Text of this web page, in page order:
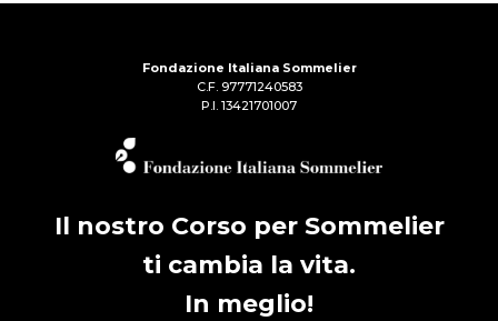
Fondazione Italiana Sommelier
C.F. 97771240583
P.I. 13421701007
Il nostro Corso per Sommelier
ti cambia la vita.
In meglio!